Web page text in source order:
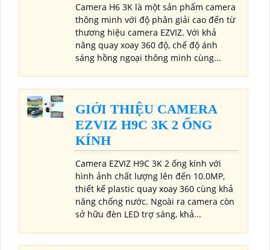
Camera H6 3K là một sản phẩm camera
thông minh với độ phân giải cao đến từ
thương hiệu camera EZVIZ. Với khả
năng quay xoay 360 độ, chế độ ánh
sáng hồng ngoại thông minh cùng...
GIỚI THIỆU CAMERA
EZVIZ H9C 3K 2 ỐNG
KÍNH
Camera EZVIZ H9C 3K 2 ống kính với
hình ảnh chất lượng lên đến 10.0MP,
thiết kế plastic quay xoay 360 cùng khả
năng chống nước. Ngoài ra camera còn
sở hữu đèn LED trợ sáng, khả...